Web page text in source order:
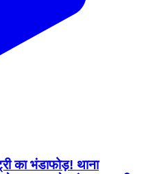
का भंडाफोड़! थाना